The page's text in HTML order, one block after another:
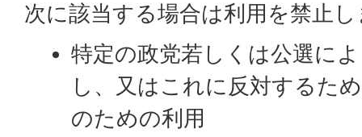
次に該当する場合は利用を禁止
特定の政党若しくは公選に
し、又はこれに反対するた
のための利用